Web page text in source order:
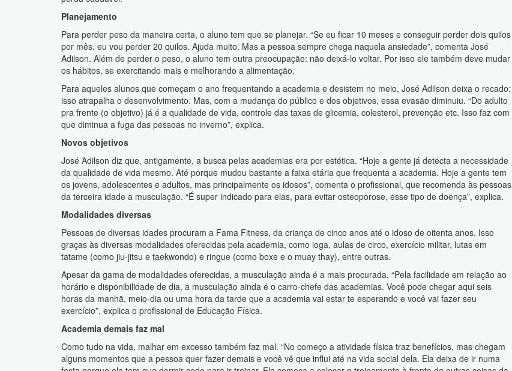
Planejamento
Para perder peso da maneira certa, o aluno tem que se planejar. “Se eu ficar 10 meses e conseguir perder dois quilos
por mês, eu vou perder 20 quilos. Ajuda muito. Mas a pessoa sempre chega naquela ansiedade”, comenta José
Adilson. Além de perder o peso, o aluno tem outra preocupação: não deixá-lo voltar. Por isso ele também deve mudar
os hábitos, se exercitando mais e melhorando a alimentação.
Para aqueles alunos que começam o ano frequentando a academia e desistem no meio, José Adilson deixa o recado:
isso atrapalha o desenvolvimento. Mas, com a mudança do público e dos objetivos, essa evasão diminuiu. “Do adulto
pra frente (o objetivo) já é a qualidade de vida, controle das taxas de glicemia, colesterol, prevenção etc. Isso faz com
que diminua a fuga das pessoas no inverno”, explica.
Novos objetivos
José Adilson diz que, antigamente, a busca pelas academias era por estética. “Hoje a gente já detecta a necessidade
da qualidade de vida mesmo. Até porque mudou bastante a faixa etária que frequenta a academia. Hoje a gente tem
os jovens, adolescentes e adultos, mas principalmente os idosos”, comenta o profissional, que recomenda às pessoas
da terceira idade a musculação. “É super indicado para elas, para evitar osteoporose, esse tipo de doença”, explica.
Modalidades diversas
Pessoas de diversas idades procuram a Fama Fitness, da criança de cinco anos até o idoso de oitenta anos. Isso
graças às diversas modalidades oferecidas pela academia, como ioga, aulas de circo, exercício militar, lutas em
tatame (como jiu-jitsu e taekwondo) e ringue (como boxe e o muay thay), entre outras.
Apesar da gama de modalidades oferecidas, a musculação ainda é a mais procurada. “Pela facilidade em relação ao
horário e disponibilidade de dia, a musculação ainda é o carro-chefe das academias. Você pode chegar aqui seis
horas da manhã, meio-dia ou uma hora da tarde que a academia vai estar te esperando e você vai fazer seu
exercício”, explica o profissional de Educação Física.
Academia demais faz mal
Como tudo na vida, malhar em excesso também faz mal. “No começo a atividade física traz benefícios, mas chegam
alguns momentos que a pessoa quer fazer demais e você vê que influi até na vida social dela. Ela deixa de ir numa